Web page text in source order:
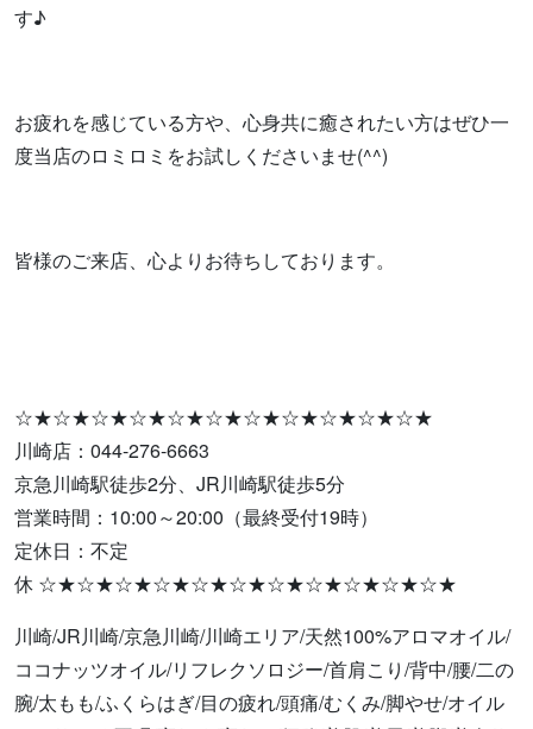
す♪
お疲れを感じている方や、心身共に癒されたい方はぜひ一
度当店のロミロミをお試しくださいませ(^^)
皆様のご来店、心よりお待ちしております。
☆★☆★☆★☆★☆★☆★☆★☆★☆★☆★☆★
川崎店：044-276-6663
京急川崎駅徒歩2分、JR川崎駅徒歩5分
営業時間：10:00～20:00（最終受付19時）
定休日：不定
休 ☆★☆★☆★☆★☆★☆★☆★☆★☆★☆★☆★
川崎/JR川崎/京急川崎/川崎エリア/天然100%アロマオイル/
ココナッツオイル/リフレクソロジー/首肩こり/背中/腰/二の
腕/太もも/ふくらはぎ/目の疲れ/頭痛/むくみ/脚やせ/オイル